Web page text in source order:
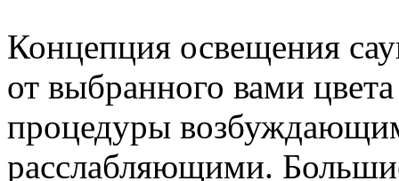
Концепция освещения
от выбранного вами
процедуры
расслабляющими.